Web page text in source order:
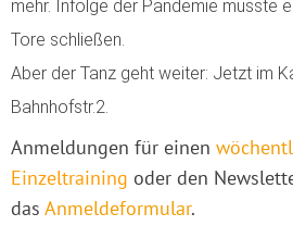
mehr. Infolge der Pandemie musste
Tore schließen.
Aber der Tanz geht weiter: Jetzt im
Bahnhofstr.2.
Anmeldungen für einen
Einzeltraining oder den
das Anmeldeformular.